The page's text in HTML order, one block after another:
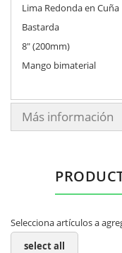
Lima Redonda en Cuña
Bastarda
8" (200mm)
Mango bimaterial
Más información
Selecciona artículos a
select all